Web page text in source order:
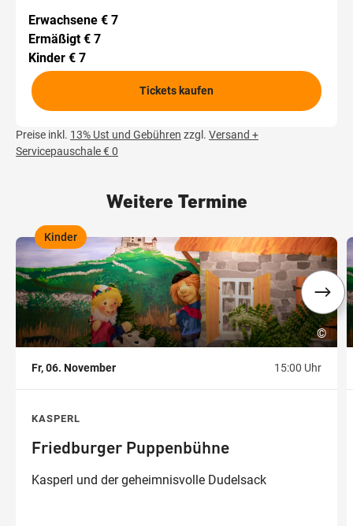
Erwachsene € 7
Ermäßigt € 7
Kinder € 7
Tickets kaufen
Preise inkl. 13% Ust und Gebühren zzgl. Versand +
Servicepauschale € 0
Weitere Termine
,
©
Kinder
Fr, 06. November 15:00 Uhr
KASPERL
Friedburger Puppenbühne
Kasperl und der geheimnisvolle Dudelsack
,